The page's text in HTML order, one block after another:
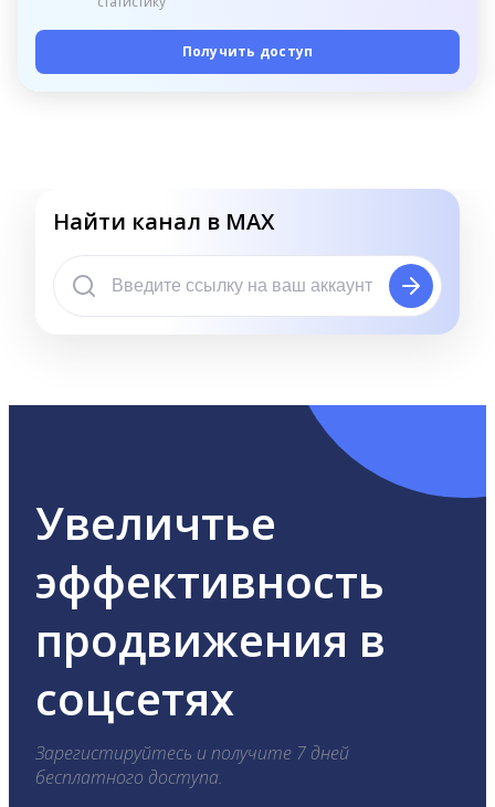
Получить доступ
Найти канал в MAX
Увеличтье
эффективность
продвижения в
соцсетях
Зарегистируйтесь и получите 7 дней
бесплатного доступа.